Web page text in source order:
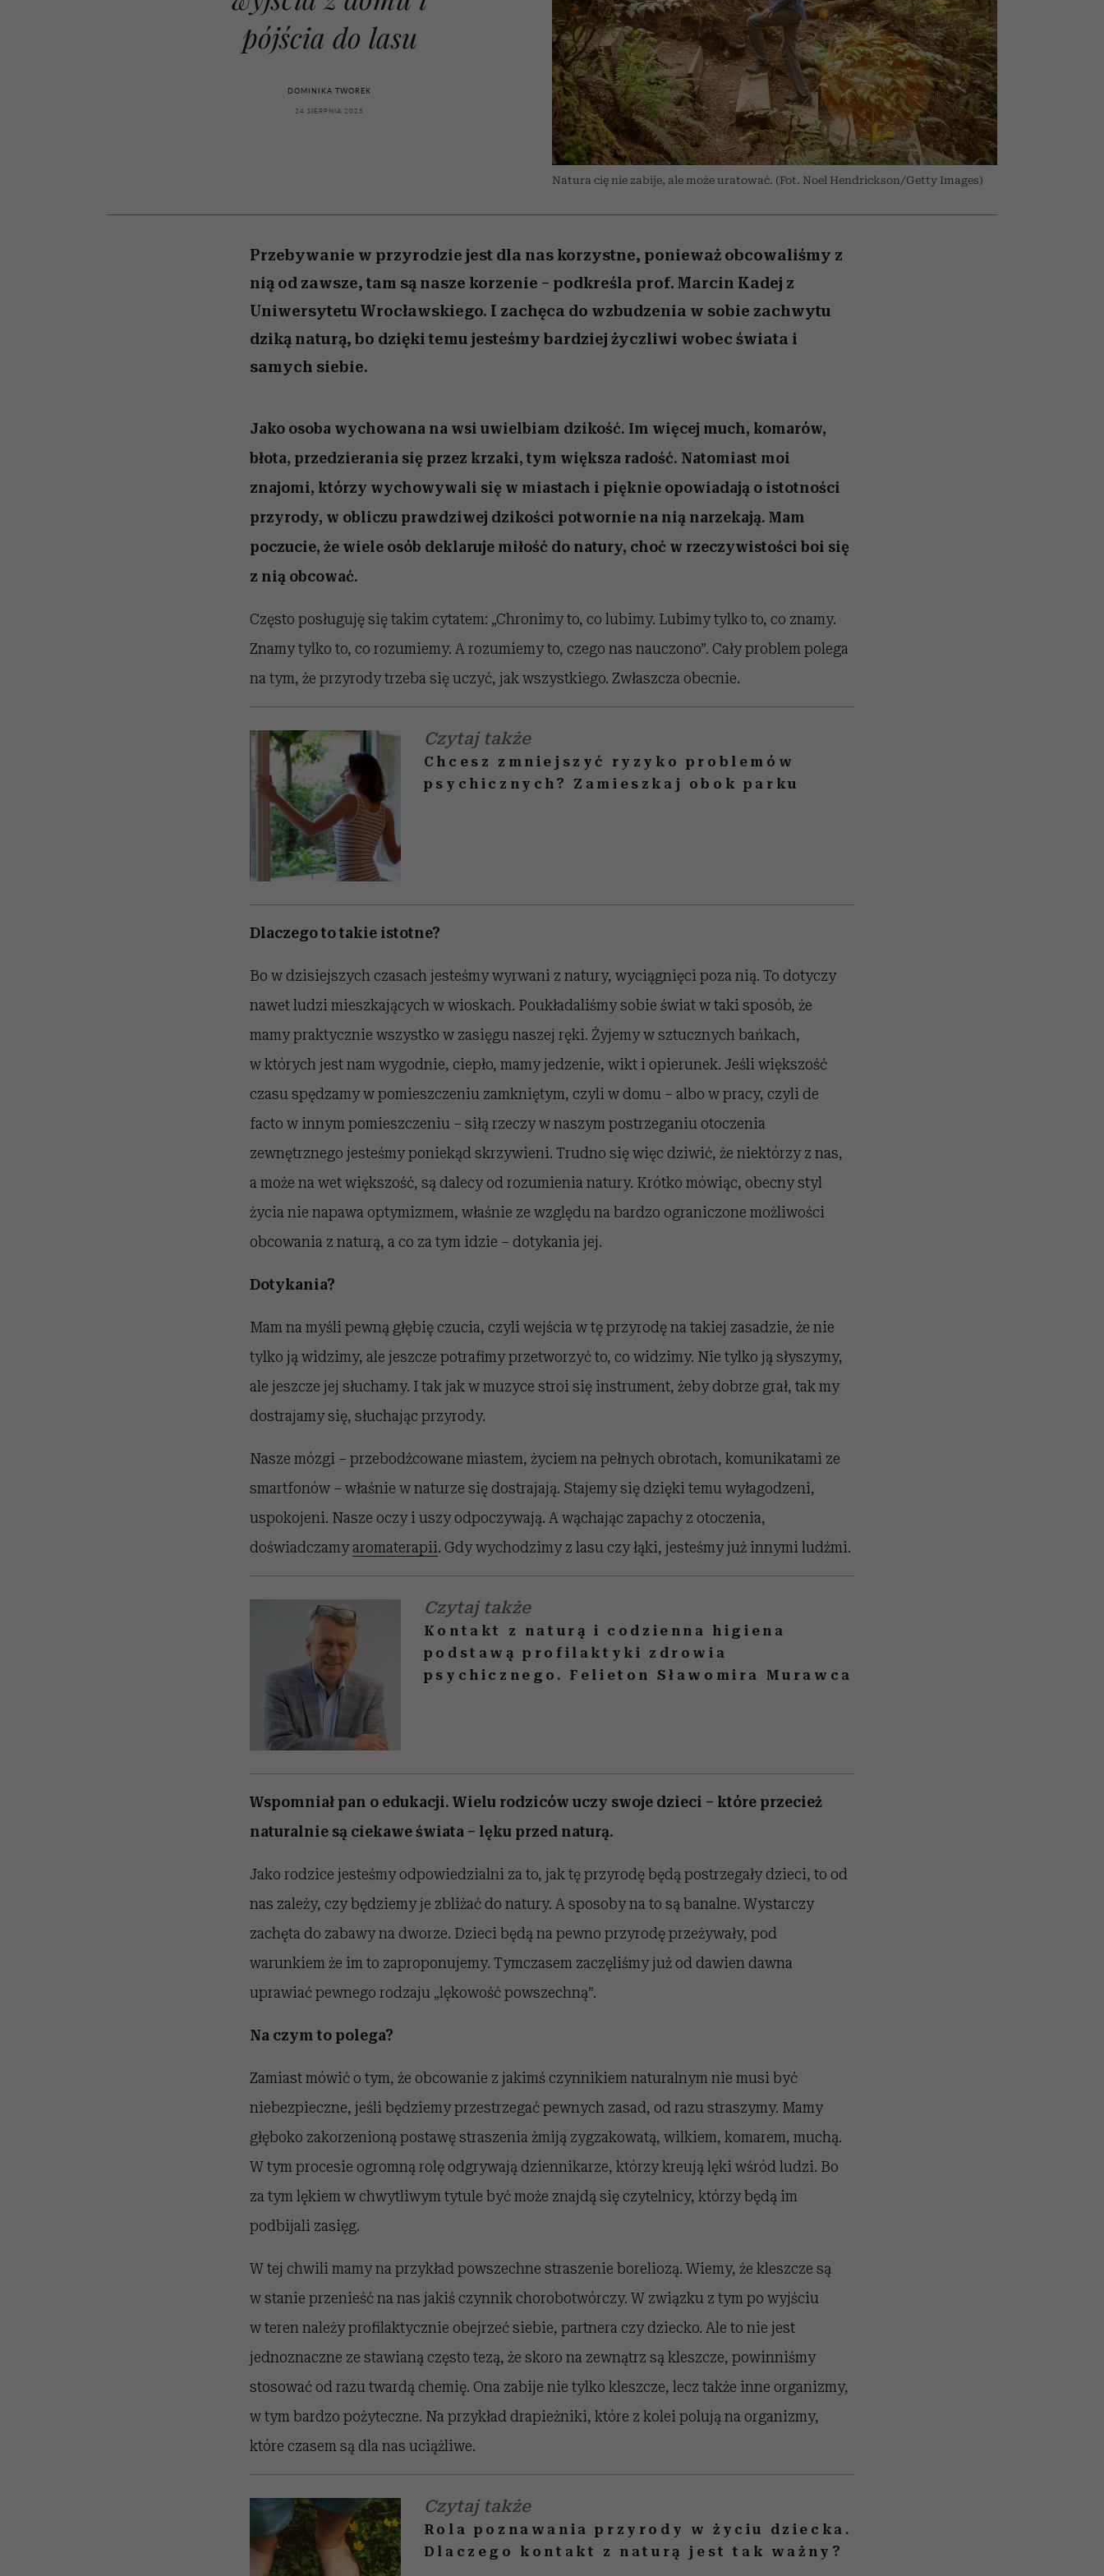
najbardziej pożądane
ubrania i marki sezonu
pójścia do lasu
DOMINIKA TWOREK
24 SIERPNIA 2025
Natura cię nie zabije, ale może uratować. (Fot. Noel Hendrickson/Getty Images)
Przebywanie w przyrodzie jest dla nas korzystne, ponieważ obcowaliśmy z
nią od zawsze, tam są nasze korzenie – podkreśla prof. Marcin Kadej z
Uniwersytetu Wrocławskiego. I zachęca do wzbudzenia w sobie zachwytu
dziką naturą, bo dzięki temu jesteśmy bardziej życzliwi wobec świata i
samych siebie.
Jako osoba wychowana na wsi uwielbiam dzikość. Im więcej much, komarów,
błota, przedzierania się przez krzaki, tym większa radość. Natomiast moi
znajomi, którzy wychowywali się w miastach i pięknie opowiadają o istotności
przyrody, w obliczu prawdziwej dzikości potwornie na nią narzekają. Mam
poczucie, że wiele osób deklaruje miłość do natury, choć w rzeczywistości boi się
z nią obcować.
Często posługuję się takim cytatem: „Chronimy to, co lubimy. Lubimy tylko to, co znamy.
Znamy tylko to, co rozumiemy. A rozumiemy to, czego nas nauczono”. Cały problem polega
na tym, że przyrody trzeba się uczyć, jak wszystkiego. Zwłaszcza obecnie.
Czytaj także
Chcesz zmniejszyć ryzyko problemów
psychicznych? Zamieszkaj obok parku
Dlaczego to takie istotne?
Bo w dzisiejszych czasach jesteśmy wyrwani z natury, wyciągnięci poza nią. To dotyczy
nawet ludzi mieszkających w wioskach. Poukładaliśmy sobie świat w taki sposób, że
mamy praktycznie wszystko w zasięgu naszej ręki. Żyjemy w sztucznych bańkach,
w których jest nam wygodnie, ciepło, mamy jedzenie, wikt i opierunek. Jeśli większość
czasu spędzamy w pomieszczeniu zamkniętym, czyli w domu – albo w pracy, czyli de
facto w innym pomieszczeniu – siłą rzeczy w naszym postrzeganiu otoczenia
zewnętrznego jesteśmy poniekąd skrzywieni. Trudno się więc dziwić, że niektórzy z nas,
a może na wet większość, są dalecy od rozumienia natury. Krótko mówiąc, obecny styl
życia nie napawa optymizmem, właśnie ze względu na bardzo ograniczone możliwości
obcowania z naturą, a co za tym idzie – dotykania jej.
Dotykania?
Mam na myśli pewną głębię czucia, czyli wejścia w tę przyrodę na takiej zasadzie, że nie
tylko ją widzimy, ale jeszcze potrafimy przetworzyć to, co widzimy. Nie tylko ją słyszymy,
ale jeszcze jej słuchamy. I tak jak w muzyce stroi się instrument, żeby dobrze grał, tak my
dostrajamy się, słuchając przyrody.
Nasze mózgi – przebodźcowane miastem, życiem na pełnych obrotach, komunikatami ze
smartfonów – właśnie w naturze się dostrajają. Stajemy się dzięki temu wyłagodzeni,
uspokojeni. Nasze oczy i uszy odpoczywają. A wąchając zapachy z otoczenia,
doświadczamyaromaterapii. Gdy wychodzimy z lasu czy łąki, jesteśmy już innymi ludźmi.
Czytaj także
Kontakt z naturą i codzienna higiena
podstawą profilaktyki zdrowia
psychicznego. Felieton Sławomira Murawca
Wspomniał pan o edukacji. Wielu rodziców uczy swoje dzieci – które przecież
naturalnie są ciekawe świata – lęku przed naturą.
Jako rodzice jesteśmy odpowiedzialni za to, jak tę przyrodę będą postrzegały dzieci, to od
nas zależy, czy będziemy je zbliżać do natury. A sposoby na to są banalne. Wystarczy
zachęta do zabawy na dworze. Dzieci będą na pewno przyrodę przeżywały, pod
warunkiem że im to zaproponujemy. Tymczasem zaczęliśmy już od dawien dawna
uprawiać pewnego rodzaju „lękowość powszechną”.
Na czym to polega?
Zamiast mówić o tym, że obcowanie z jakimś czynnikiem naturalnym nie musi być
niebezpieczne, jeśli będziemy przestrzegać pewnych zasad, od razu straszymy. Mamy
głęboko zakorzenioną postawę straszenia żmiją zygzakowatą, wilkiem, komarem, muchą.
W tym procesie ogromną rolę odgrywają dziennikarze, którzy kreują lęki wśród ludzi. Bo
za tym lękiem w chwytliwym tytule być może znajdą się czytelnicy, którzy będą im
podbijali zasięg.
W tej chwili mamy na przykład powszechne straszenie boreliozą. Wiemy, że kleszcze są
w stanie przenieść na nas jakiś czynnik chorobotwórczy. W związku z tym po wyjściu
w teren należy profilaktycznie obejrzeć siebie, partnera czy dziecko. Ale to nie jest
jednoznaczne ze stawianą często tezą, że skoro na zewnątrz są kleszcze, powinniśmy
stosować od razu twardą chemię. Ona zabije nie tylko kleszcze, lecz także inne organizmy,
w tym bardzo pożyteczne. Na przykład drapieżniki, które z kolei polują na organizmy,
które czasem są dla nas uciążliwe.
Czytaj także
Rola poznawania przyrody w życiu dziecka.
Dlaczego kontakt z naturą jest tak ważny?